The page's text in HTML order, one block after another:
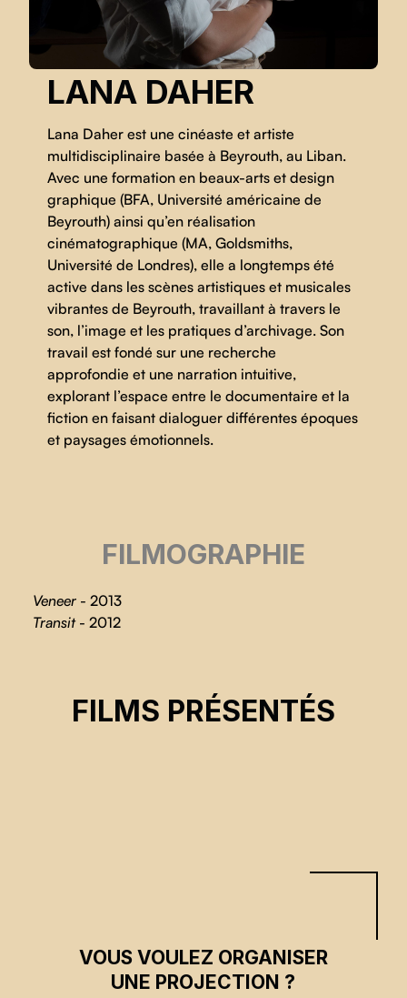
LANA DAHER
Lana Daher est une cinéaste et artiste
multidisciplinaire basée à Beyrouth, au Liban.
Avec une formation en beaux-arts et design
graphique (BFA, Université américaine de
Beyrouth) ainsi qu’en réalisation
cinématographique (MA, Goldsmiths,
Université de Londres), elle a longtemps été
active dans les scènes artistiques et musicales
vibrantes de Beyrouth, travaillant à travers le
son, l’image et les pratiques d’archivage. Son
travail est fondé sur une recherche
approfondie et une narration intuitive,
explorant l’espace entre le documentaire et la
fiction en faisant dialoguer différentes époques
et paysages émotionnels.
FILMOGRAPHIE
Veneer - 2013
Transit- 2012
FILMS PRÉSENTÉS
DO YOU LOVE ME
Lana Daher
VOUS VOULEZ ORGANISER
UNE PROJECTION ?